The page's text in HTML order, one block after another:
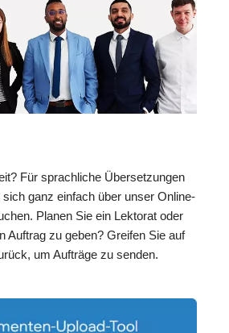
Für sprachliche Übersetzungen
ganz einfach über unser Online-
Planen Sie ein Lektorat oder
Auftrag zu geben? Greifen Sie auf
um Aufträge zu senden.